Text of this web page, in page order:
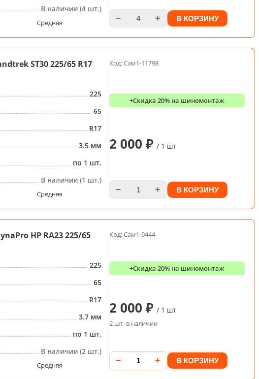
В наличии (4 шт.)
Средняя − + В КОРЗИНУ
ST30 225/65 R17
225
65
R17
3.5 мм
по 1 шт.
В наличии (1 шт.)
Средняя
Код: Сам1-11798
+Скидка 20% на шиномонтаж
2 000 ₽ / 1 шт
− + В КОРЗИНУ
HP RA23 225/65
225
65
R17
3.7 мм
по 1 шт.
В наличии (2 шт.)
Средняя
Код: Сам1-9444
+Скидка 20% на шиномонтаж
2 000 ₽ / 1 шт
2 шт. в наличии
− + В КОРЗИНУ